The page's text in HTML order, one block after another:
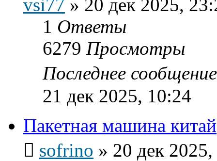
vsi77 » 20 дек 2025,
1 Ответы
6279 Просмотры
Последнее
21 дек 2025, 10:24
Пакетная машина китай
sofrino » 20 дек